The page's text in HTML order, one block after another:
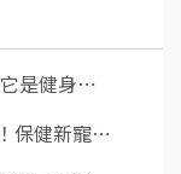
是健身⋯
保健新寵⋯